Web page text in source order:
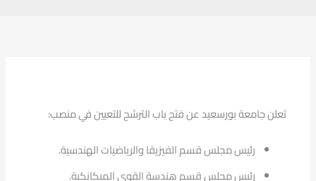
تعلن جامعة بورسعيد عن فتح باب الترشح للتعيين في منصب:
رئيس مجلس قسم الفيزيقا والرياضيات الهندسية.
رئيس مجلس قسم هندسة القوى الميكانكية.